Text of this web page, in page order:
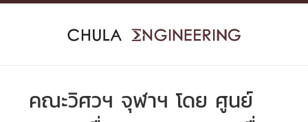
Skip
คณะวิศวฯ จุฬาฯ โดย ศูนย์